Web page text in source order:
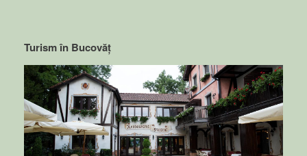
Turism în Bucovăț